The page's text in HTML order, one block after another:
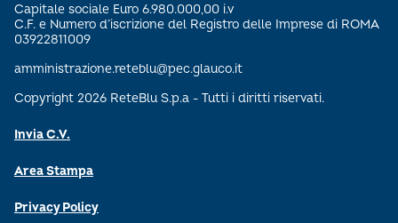
Capitale sociale Euro 6.980.000,00 i.v
C.F. e Numero d’iscrizione del Registro delle Imprese di ROMA
03922811009
amministrazione.reteblu@pec.glauco.it
Copyright 2026 ReteBlu S.p.a - Tutti i diritti riservati.
Invia C.V.
Area Stampa
Privacy Policy